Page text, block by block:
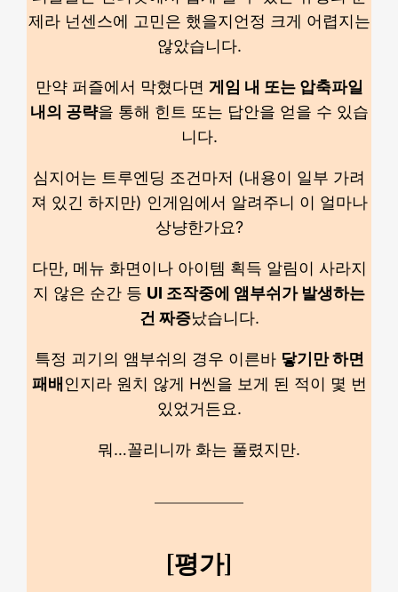
제라 넌센스에 고민은 했을지언정 크게 어렵지는
않았습니다.
만약 퍼즐에서 막혔다면 게임 내 또는 압축파일
내의 공략을 통해 힌트 또는 답안을 얻을 수 있습
니다.
심지어는 트루엔딩 조건마저 (내용이 일부 가려
져 있긴 하지만) 인게임에서 알려주니 이 얼마나
상냥한가요?
다만, 메뉴 화면이나 아이템 획득 알림이 사라지
지 않은 순간 등 UI 조작중에 앰부쉬가 발생하는
건 짜증났습니다.
특정 괴기의 앰부쉬의 경우 이른바 닿기만 하면
패배 인지라 원치 않게 H씬을 보게 된 적이 몇 번
있었거든요.
뭐…꼴리니까 화는 풀렸지만.
[평가]